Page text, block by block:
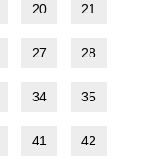
20 21
27 28
34 35
41 42